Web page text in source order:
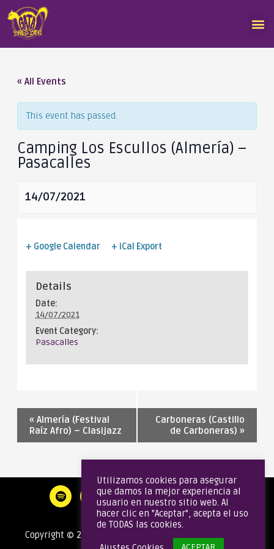
« All Events
This event has passed.
Camping Los Escullos (Almería) –
Pasacalles
14/07/2021
+ Google Calendar + iCal Export
Details
Date:
14/07/2021
Event Category:
Pasacalles
« Almería (Festival
Raíz Afro) – Clasijazz
Carboneras (Castillo
de Carboneras)»
Copyright © 2020 Gata Brass Band | Todos los derechos
Utilizamos cookies para asegurar
que damos la mejor experiencia al
usuario en nuestro sitio web. Al
hacer clic en "Aceptar", acepta el uso
de TODAS las cookies.
ACEPTAR